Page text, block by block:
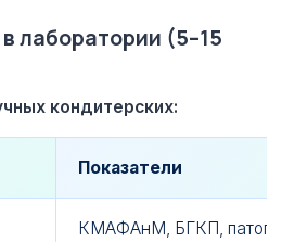
лаборатории (5–15
кондитерских:
Показатели
КМАФАнМ, БГКП,